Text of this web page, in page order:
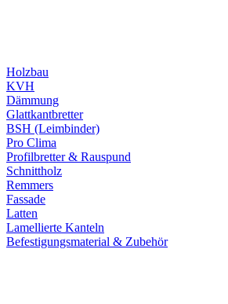
Holzbau
KVH
Dämmung
Glattkantbretter
BSH (Leimbinder)
Pro Clima
Profilbretter & Rauspund
Schnittholz
Remmers
Fassade
Latten
Lamellierte Kanteln
Befestigungsmaterial & Zubehör